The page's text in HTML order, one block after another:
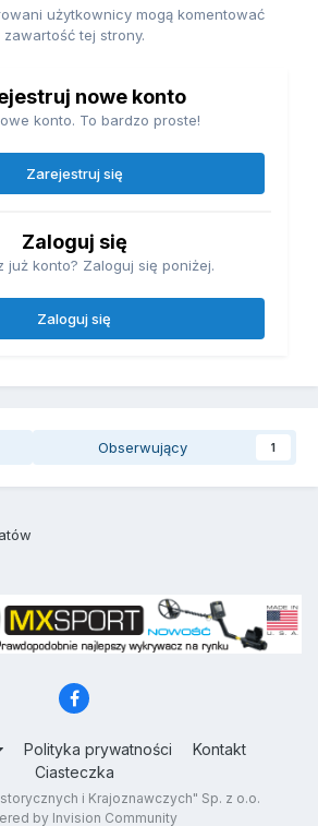
użytkownicy mogą komentować
zawartość tej strony.
nowe konto
konto. To bardzo proste!
Zarejestruj się
Zaloguj się
już konto? Zaloguj się poniżej.
Zaloguj się
Obserwujący 1
Polityka prywatności
Kontakt
Ciasteczka
i Krajoznawczych" Sp. z o.o.
by Invision Community